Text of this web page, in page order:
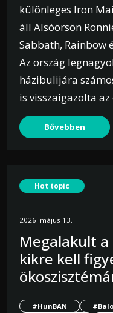
különleges Iron
áll Alsóörsön
Sabbath, Rainbow
Az ország
házibulijára
is visszaigazolta az
Bővebben
Hot topic
2026. május 13.
Megalakult a
kikre kell
#HunBAN